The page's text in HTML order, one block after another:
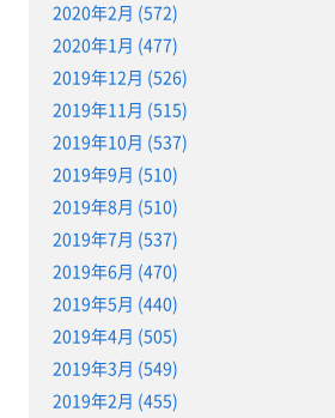
2020年2月 (572)
2020年1月 (477)
2019年12月 (526)
2019年11月 (515)
2019年10月 (537)
2019年9月 (510)
2019年8月 (510)
2019年7月 (537)
2019年6月 (470)
2019年5月 (440)
2019年4月 (505)
2019年3月 (549)
2019年2月 (455)